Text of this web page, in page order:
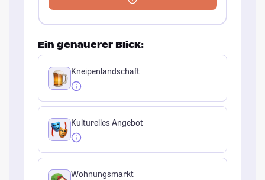
Ein genauerer Blick:
Kneipenlandschaft
Kulturelles Angebot
Wohnungsmarkt